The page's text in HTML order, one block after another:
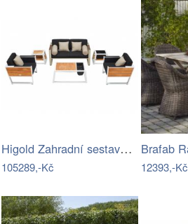
Higold Zahradní sestava HIGOLD - York…
105289,-Kč 12393,-Kč